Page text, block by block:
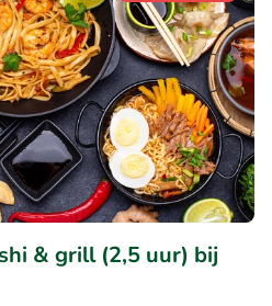
& grill (2,5 uur) bij